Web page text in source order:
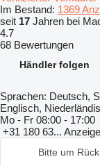
Im Bestand: 1369
seit 17 Jahren bei
4.7
68 Bewertungen
Händler folgen
Sprachen: Deutsch,
Englisch,
Mo - Fr 08:00 - 17:00
+31 180 63...
Bitte um